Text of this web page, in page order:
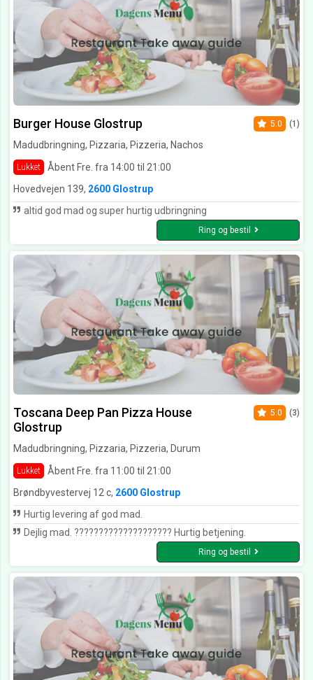
Burger House Glostrup
Madudbringning, Pizzaria, Pizzeria, Nachos
Lukket Åbent Fre. fra 14:00 til 21:00
5.0 (1)
Hovedvejen 139, 2600 Glostrup
altid god mad og super hurtig udbringning
Ring og bestil
Toscana Deep Pan Pizza House
Glostrup
Madudbringning, Pizzaria, Pizzeria, Durum
Lukket Åbent Fre. fra 11:00 til 21:00
5.0 (3)
Brøndbyvestervej 12 c, 2600 Glostrup
Hurtig levering af god mad.
Dejlig mad. ???????????????????? Hurtig betjening.
Ring og bestil